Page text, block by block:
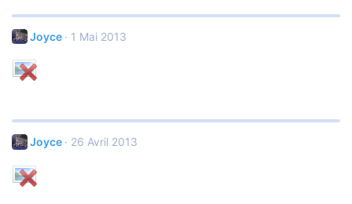
Joyce 1 Mai 2013
Joyce 26 Avril 2013